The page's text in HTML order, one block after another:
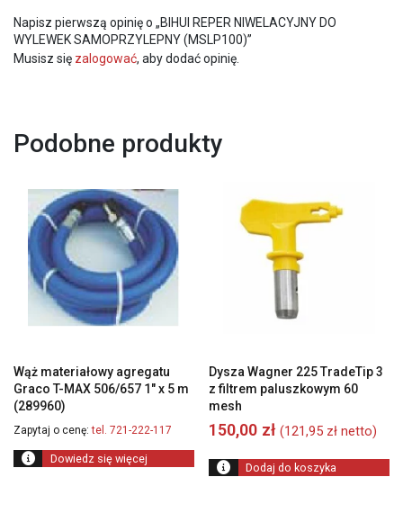
Napisz pierwszą opinię o „BIHUI REPER NIWELACYJNY DO
WYLEWEK SAMOPRZYLEPNY (MSLP100)”
Musisz się zalogować, aby dodać opinię.
Podobne produkty
Wąż materiałowy agregatu
Graco T-MAX 506/657 1″ x 5 m
(289960)
Zapytaj o cenę: tel. 721-222-117
Dowiedz się więcej
Dysza Wagner 225 TradeTip 3
z filtrem paluszkowym 60
mesh
150,00 zł (121,95 zł netto)
Dodaj do koszyka